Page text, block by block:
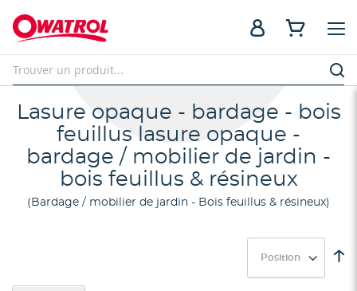
Lasure opaque - bardage - bois
feuillus lasure opaque -
bardage / mobilier de jardin -
bois feuillus & résineux
Bardage / mobilier de jardin - Bois feuillus & résineux